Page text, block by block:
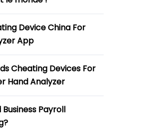
Device China For
App
Cheating Devices For
Hand Analyzer
Business Payroll